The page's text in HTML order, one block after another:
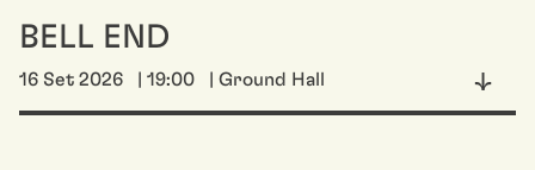
BELL END
16 Set 2026 | 19:00 | Ground Hall